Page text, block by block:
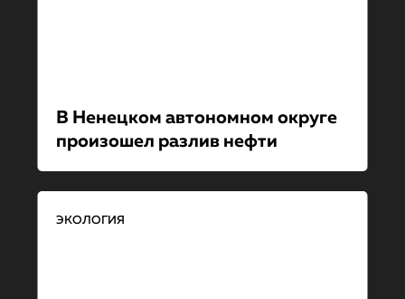
В Ненецком автономном округе
произошел разлив нефти
ЭКОЛОГИЯ